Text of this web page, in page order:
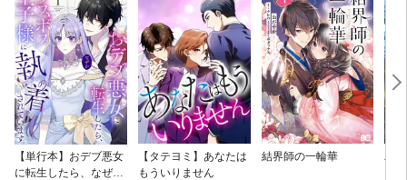
【単行本】おデブ悪女
に転生したら、なぜか
【タテヨミ】あなたは
もういりません
結界師の一輪華
バ